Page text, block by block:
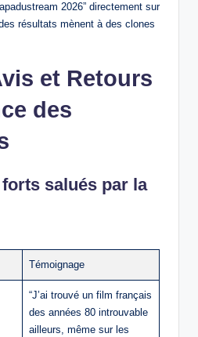
2026” directement sur
résultats mènent à des clones
et Retours
des
salués par la
Témoignage
“J’ai trouvé un film français
des années 80 introuvable
ailleurs, même sur les